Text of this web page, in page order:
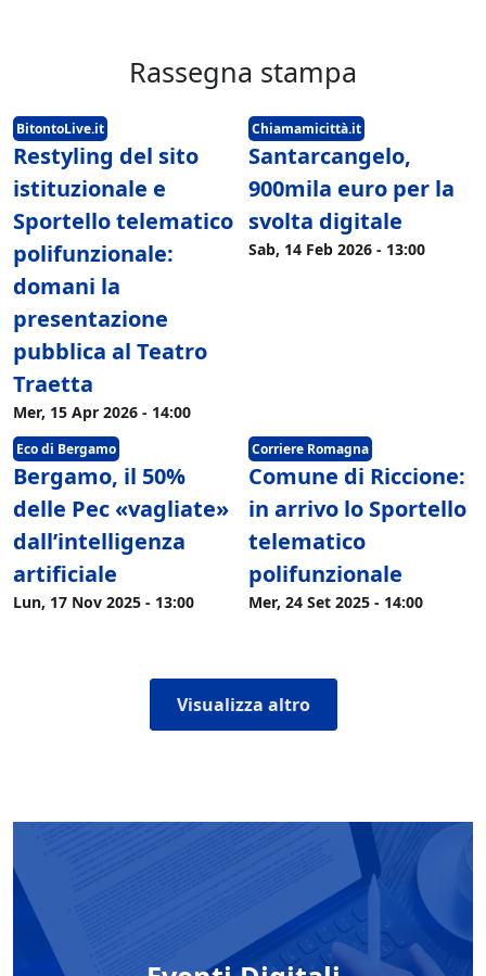
Rassegna stampa
BitontoLive.it
Restyling del sito
istituzionale e
Sportello telematico
polifunzionale:
domani la
presentazione
pubblica al Teatro
Traetta
Mer, 15 Apr 2026 - 14:00
Chiamamicittà.it
Santarcangelo,
900mila euro per la
svolta digitale
Sab, 14 Feb 2026 - 13:00
Eco di Bergamo
Bergamo, il 50%
delle Pec «vagliate»
dall’intelligenza
artificiale
Lun, 17 Nov 2025 - 13:00
Corriere Romagna
Comune di Riccione:
in arrivo lo Sportello
telematico
polifunzionale
Mer, 24 Set 2025 - 14:00
Visualizza altro